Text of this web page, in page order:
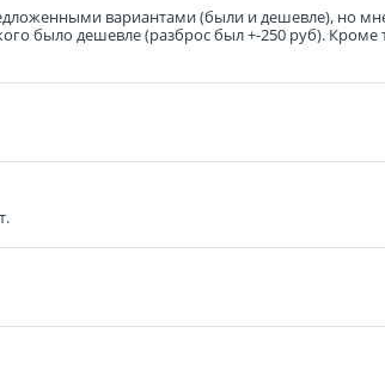
вариантами (были и дешевле), но
было дешевле (разброс был +-250 руб).